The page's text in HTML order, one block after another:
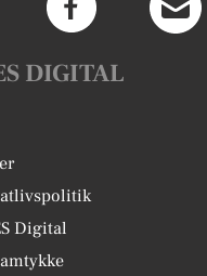
DIGITAL
Digital